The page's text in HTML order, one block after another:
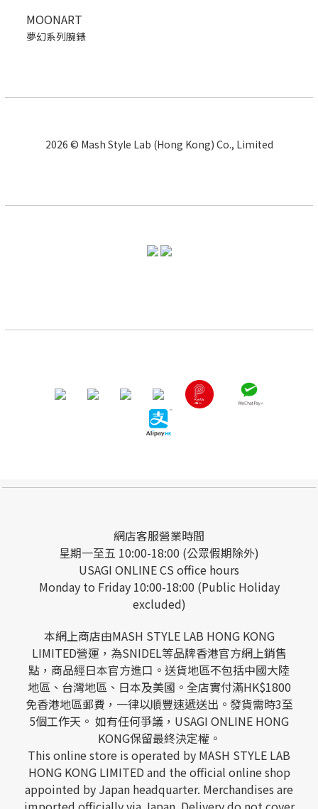
MOONART
夢幻系列腕錶
2026 © Mash Style Lab (Hong Kong) Co., Limited
網店客服營業時間
星期一至五 10:00-18:00 (公眾假期除外)
USAGI ONLINE CS office hours
Monday to Friday 10:00-18:00 (Public Holiday
excluded)
本網上商店由MASH STYLE LAB HONG KONG
LIMITED營運，為SNIDEL等品牌香港官方網上銷售
點，商品經日本官方進口。送貨地區不包括中國大陸
地區、台灣地區、日本及美國。全店實付滿HK$1800
免香港地區郵費，一律以順豐速遞送出。發貨需時3至
5個工作天。 如有任何爭議，USAGI ONLINE HONG
KONG保留最終決定權。
This online store is operated by MASH STYLE LAB
HONG KONG LIMITED and the official online shop
appointed by Japan headquarter. Merchandises are